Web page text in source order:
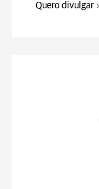
Quero divulgar